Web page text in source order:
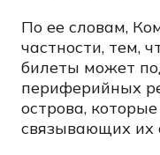
По ее словам,
частности, тем,
билеты может
периферийных
острова,
связывающих их